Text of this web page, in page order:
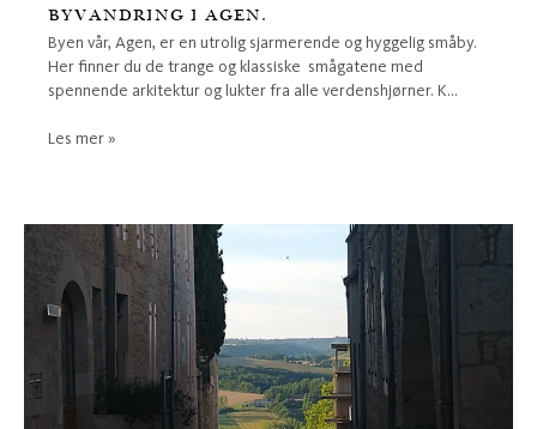
BYVANDRING I AGEN.
Byen vår, Agen, er en utrolig sjarmerende og hyggelig småby.
Her finner du de trange og klassiske smågatene med
spennende arkitektur og lukter fra alle verdenshjørner. K...
Les mer »